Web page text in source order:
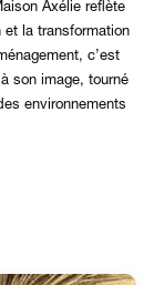
Axélie reflète
et la transformation
c’est
son image, tourné
environnements